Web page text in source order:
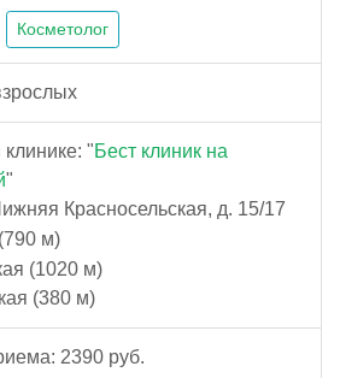
Косметолог
"Бест клиник на
"
Красносельская, д. 15/17
м)
(1020 м)
(380 м)
2390 руб.